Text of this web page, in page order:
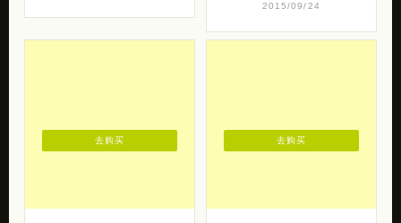
2015/09/24
去购买 去购买